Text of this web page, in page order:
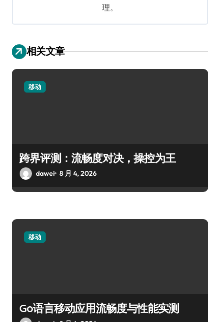
理。
相关文章
移动
跨界评测：流畅度对决，操控为王
dawei 8 月 4, 2026
移动
Go语言移动应用流畅度与性能实测